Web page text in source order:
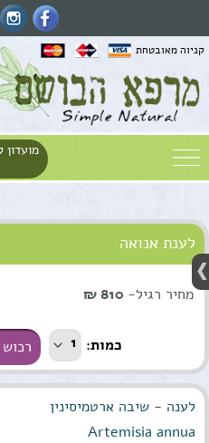
קניוה מאובטחת
מועדון
לענת אנואה
מחיר רגיל- 810 ₪
כמות: 1
לענה - שיבה ארטמיסינין
Artemisia annua